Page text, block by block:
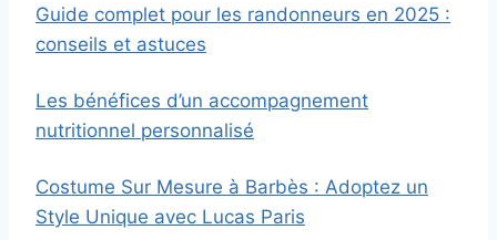
Guide complet pour les randonneurs en 2025 :
conseils et astuces
Les bénéfices d’un accompagnement
nutritionnel personnalisé
Costume Sur Mesure à Barbès : Adoptez un
Style Unique avec Lucas Paris